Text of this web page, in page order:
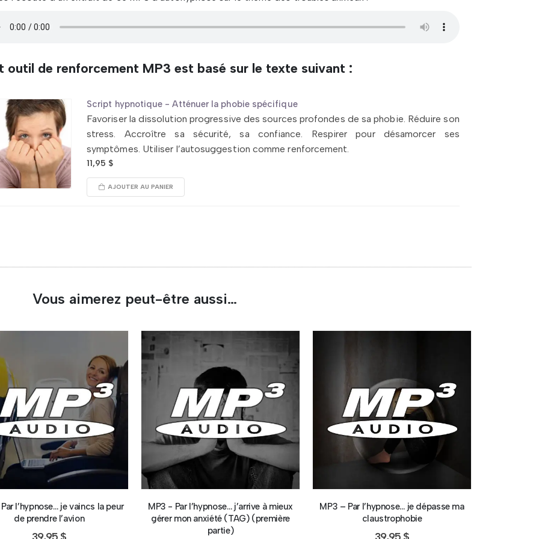
outil de renforcement MP3 est basé sur le texte suivant :
Script hypnotique - Atténuer la phobie spécifique
Favoriser la dissolution progressive des sources profondes de sa phobie. Réduire son
stress. Accroître sa sécurité, sa confiance. Respirer pour désamorcer ses
symptômes. Utiliser l’autosuggestion comme renforcement.
11,95 $
AJOUTER AU PANIER
Vous aimerez peut-être aussi…
l’hypnose… je vaincs la peur
de prendre l’avion
MP3 - Par l’hypnose… j’arrive à mieux
gérer mon anxiété (TAG) (première
partie)
MP3 – Par l’hypnose… je dépasse ma
claustrophobie